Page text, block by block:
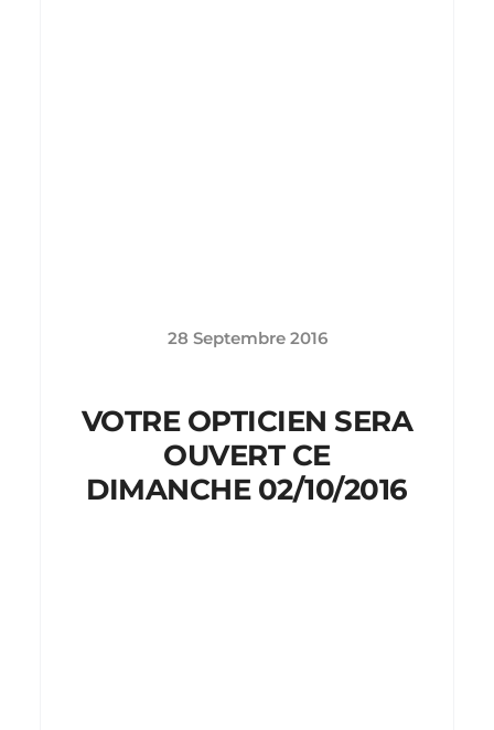
28 Septembre 2016
VOTRE OPTICIEN SERA
OUVERT CE
DIMANCHE 02/10/2016